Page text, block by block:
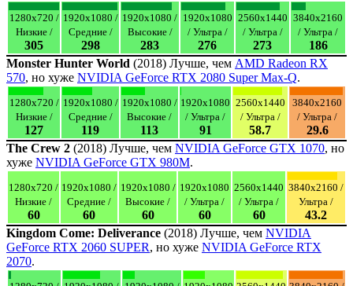
1280x720 /
Низкие /
305
1920x1080 /
Средние /
298
1920x1080 /
Высокие /
283
1920x1080
/ Ультра /
276
2560x1440
/ Ультра /
273
3840x2160
/ Ультра /
186
Monster Hunter World (2018) Лучше, чем AMD Radeon RX
570, но хуже NVIDIA GeForce RTX 2080 Super Max-Q.
1280x720 /
Низкие /
127
1920x1080 /
Средние /
119
1920x1080 /
Высокие /
113
1920x1080
/ Ультра /
91
2560x1440
/ Ультра /
58.7
3840x2160
/ Ультра /
29.6
The Crew 2 (2018) Лучше, чем NVIDIA GeForce GTX 1070, но
хуже NVIDIA GeForce GTX 980M.
1280x720 /
Низкие /
60
1920x1080 /
Средние /
60
1920x1080 /
Высокие /
60
1920x1080
/ Ультра /
60
2560x1440
/ Ультра /
60
3840x2160 /
Ультра /
43.2
Kingdom Come: Deliverance (2018) Лучше, чем NVIDIA
GeForce RTX 2060 SUPER, но хуже NVIDIA GeForce RTX
2070.